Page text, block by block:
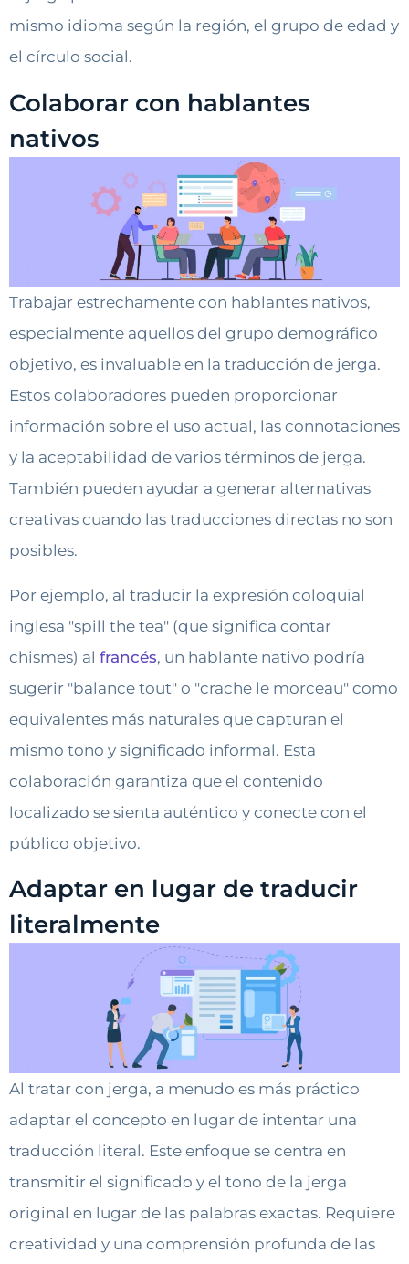
mismo idioma según la región, el grupo de edad y
el círculo social.
Colaborar con hablantes
nativos
Trabajar estrechamente con hablantes nativos,
especialmente aquellos del grupo demográfico
objetivo, es invaluable en la traducción de jerga.
Estos colaboradores pueden proporcionar
información sobre el uso actual, las connotaciones
y la aceptabilidad de varios términos de jerga.
También pueden ayudar a generar alternativas
creativas cuando las traducciones directas no son
posibles.
Por ejemplo, al traducir la expresión coloquial
inglesa "spill the tea" (que significa contar
chismes) al francés, un hablante nativo podría
sugerir "balance tout" o "crache le morceau" como
equivalentes más naturales que capturan el
mismo tono y significado informal. Esta
colaboración garantiza que el contenido
localizado se sienta auténtico y conecte con el
público objetivo.
Adaptar en lugar de traducir
literalmente
Al tratar con jerga, a menudo es más práctico
adaptar el concepto en lugar de intentar una
traducción literal. Este enfoque se centra en
transmitir el significado y el tono de la jerga
original en lugar de las palabras exactas. Requiere
creatividad y una comprensión profunda de las